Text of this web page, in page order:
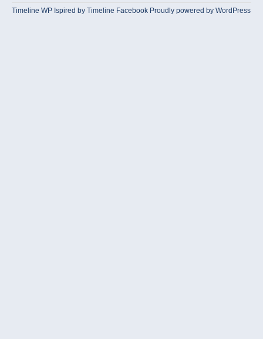
Timeline WP Ispired byTimeline Facebook Proudly powered by WordPress